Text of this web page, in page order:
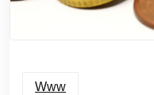
Www